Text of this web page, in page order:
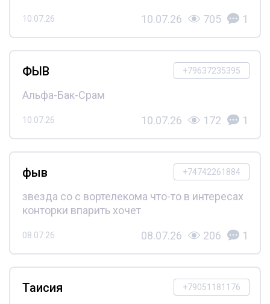
10.07.26 10.07.26 705 1
+79637235395
ФЫВ
Альфа-Бак-Срам
10.07.26 10.07.26 172 1
+74742261884
фыв
звезда со с вортелекома что-то в интересах
конторки впарить хочет
08.07.26 08.07.26 206 1
+79051181176
Таисия